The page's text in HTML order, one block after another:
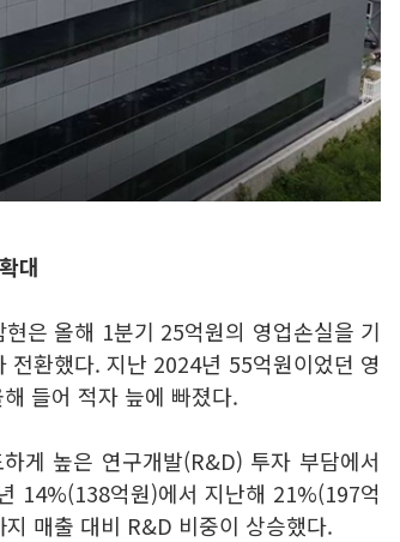
대
은 올해 1분기 25억원의 영업손실을 기
환했다. 지난 2024년 55억원이었던 영
들어 적자 늪에 빠졌다.
게 높은 연구개발(R&D) 투자 부담에서
14%(138억원)에서 지난해 21%(197억
매출 대비 R&D 비중이 상승했다.